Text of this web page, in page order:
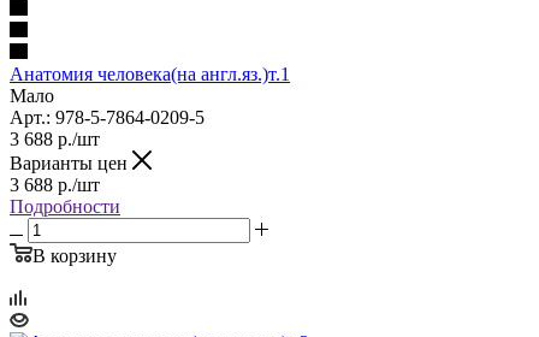
Анатомия человека(на англ.яз.)т.1
Мало
Арт.: 978-5-7864-0209-5
3 688 р./шт
Варианты цен
3 688 р./шт
Подробности
В корзину